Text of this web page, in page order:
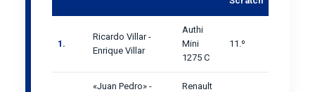
1.
Ricardo Villar -
Enrique Villar
Authi
Mini
1275 C
11.º
«Juan Pedro» -
Renault